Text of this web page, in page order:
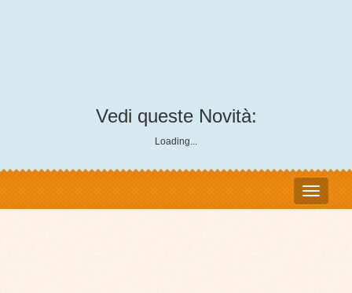
Vedi queste Novità:
Loading...